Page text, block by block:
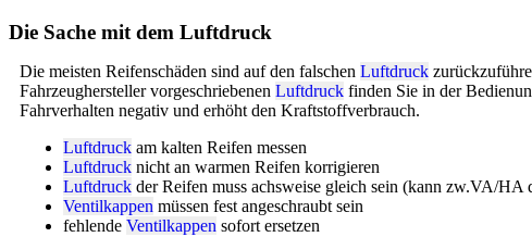
Die Sache mit dem Luftdruck
Die meisten Reifenschäden sind auf den falschen Luftdruck
Fahrzeughersteller vorgeschriebenen Luftdruck finden Sie in der
Fahrverhalten negativ und erhöht den Kraftstoffverbrauch.
Luftdruck am kalten Reifen messen
Luftdruck nicht an warmen Reifen korrigieren
Luftdruck der Reifen muss achsweise gleich sein (kann zw.VA/HA
Ventilkappen müssen fest angeschraubt sein
fehlende Ventilkappen sofort ersetzen